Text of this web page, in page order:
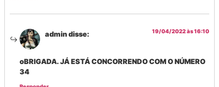
admindisse: 19/04/2022 às 16:10
oBRIGADA. JÁ ESTÁ CONCORRENDO COM O NÚMERO
34